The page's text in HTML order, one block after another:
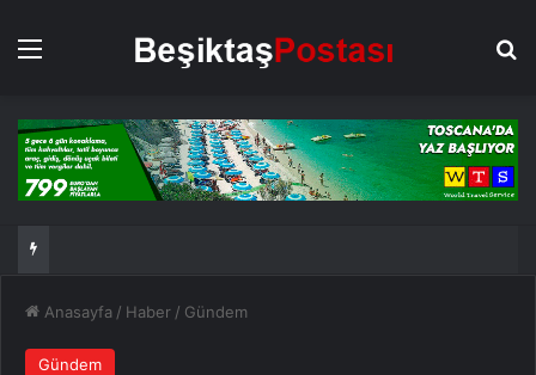
Menü
Anasayfa / Haber / Gündem
Gündem